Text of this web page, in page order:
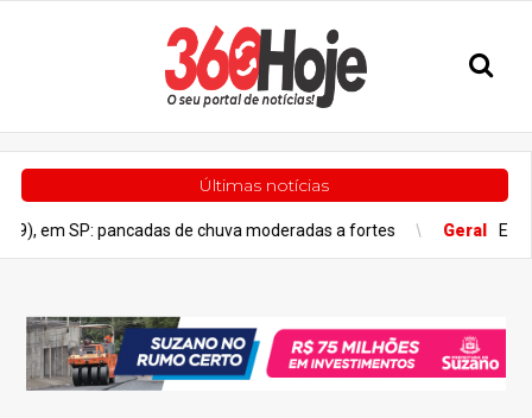
Últimas notícias
de chuva moderadas a fortes Geral Estado de São